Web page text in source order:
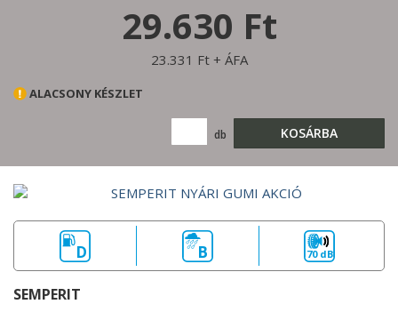
29.630 Ft
23.331 Ft + ÁFA
ALACSONY KÉSZLET
db KOSÁRBA
D B 70 dB
SEMPERIT